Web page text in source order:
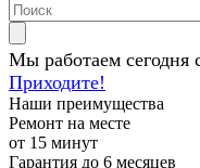
Мы работаем сегодня
Приходите!
Наши преимущества
Ремонт на месте
от 15 минут
Гарантия до 6 месяцев